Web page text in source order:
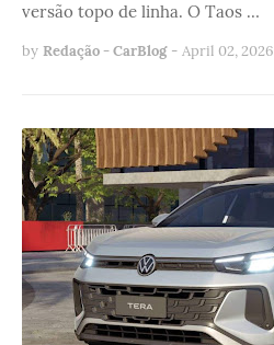
versão topo de linha. O Taos …
by Redação - CarBlog - April 02, 2026